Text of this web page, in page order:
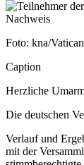
Nachweis
Foto: kna/
Caption
Herzliche
Die deutschen
Verlauf und
mit der